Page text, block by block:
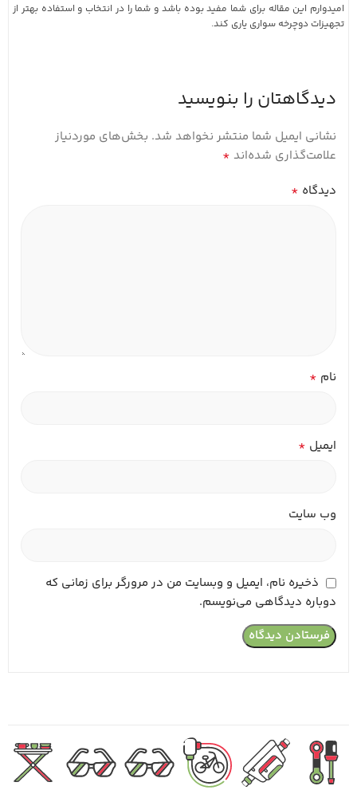
امیدوارم این مقاله برای شما مفید بوده باشد و شما را در انتخاب و استفاده بهتر از
تجهیزات دوچرخه سواری یاری کند.
دیدگاهتان را بنویسید
نشانی ایمیل شما منتشر نخواهد شد. بخش‌های موردنیاز
علامت‌گذاری شده‌اند *
دیدگاه *
نام *
ایمیل *
وب‌ سایت
ذخیره نام، ایمیل و وبسایت من در مرورگر برای زمانی که
دوباره دیدگاهی می‌نویسم.